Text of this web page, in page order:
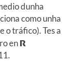
dunha
como unha
o tráfico). Tes a
enR